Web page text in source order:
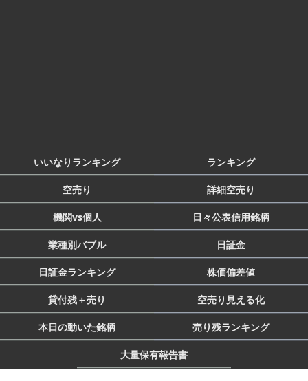
いいなりランキング ランキング
空売り 詳細空売り
機関vs個人 日々公表信用銘柄
業種別バブル 日証金
日証金ランキング 株価偏差値
貸付残＋売り 空売り見える化
本日の動いた銘柄 売り残ランキング
大量保有報告書